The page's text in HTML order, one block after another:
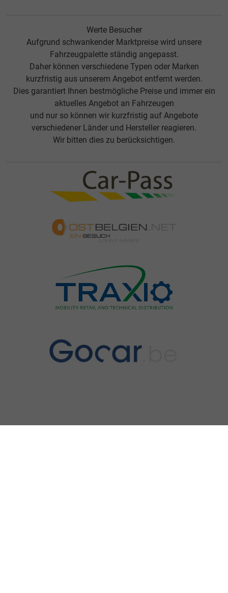
Werte Besucher
Aufgrund schwankender Marktpreise wird unsere
Fahrzeugpalette ständig angepasst.
Daher können verschiedene Typen oder Marken
kurzfristig aus unserem Angebot entfernt werden.
Dies garantiert Ihnen bestmögliche Preise und immer ein
aktuelles Angebot an Fahrzeugen
und nur so können wir kurzfristig auf Angebote
verschiedener Länder und Hersteller reagieren.
Wir bitten dies zu berücksichtigen.